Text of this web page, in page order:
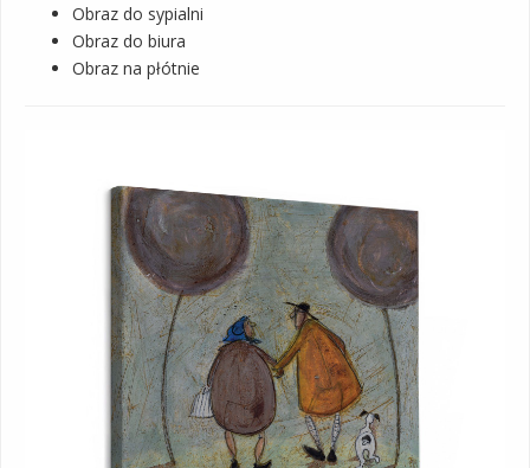
Obraz do sypialni
Obraz do biura
Obraz na płótnie